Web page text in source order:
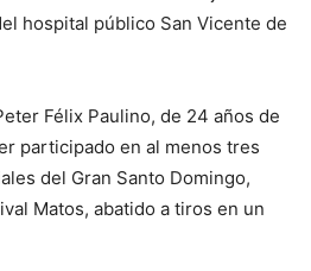
hospital público San Vicente de
Félix Paulino, de 24 años de
participado en al menos tres
del Gran Santo Domingo,
Matos, abatido a tiros en un